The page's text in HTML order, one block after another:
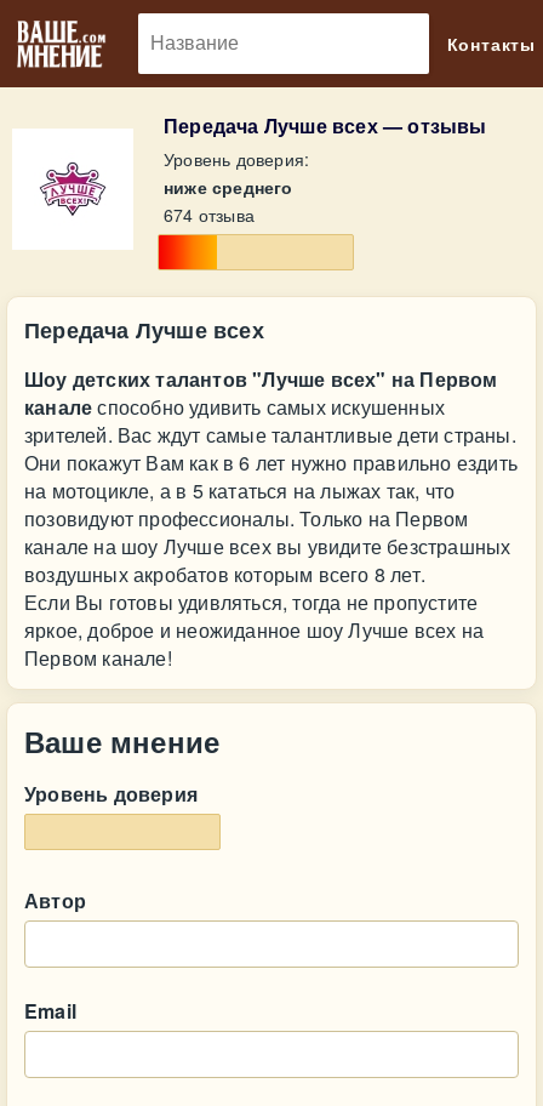
Контакты
Передача Лучше всех — отзывы
Уровень доверия:
ниже среднего
674 отзыва
Передача Лучше всех
Шоу детских талантов "Лучше всех" на Первом
каналеспособно удивить самых искушенных
зрителей. Вас ждут самые талантливые дети страны.
Они покажут Вам как в 6 лет нужно правильно ездить
на мотоцикле, а в 5 кататься на лыжах так, что
позовидуют профессионалы. Только на Первом
канале на шоу Лучше всех вы увидите безстрашных
воздушных акробатов которым всего 8 лет.
Если Вы готовы удивляться, тогда не пропустите
яркое, доброе и неожиданное шоу Лучше всех на
Первом канале!
Ваше мнение
Уровень доверия
Автор
Email